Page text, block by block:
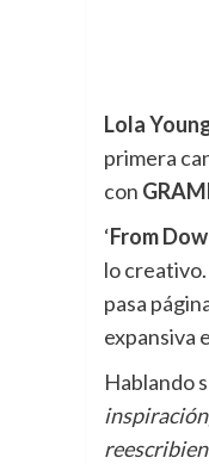
Lola
primera
con
‘From
lo
pasa
expansiva
Hablando